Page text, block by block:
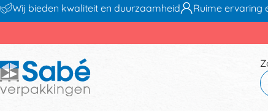
Wij bieden kwaliteit en duurzaamheid Ruime ervaring